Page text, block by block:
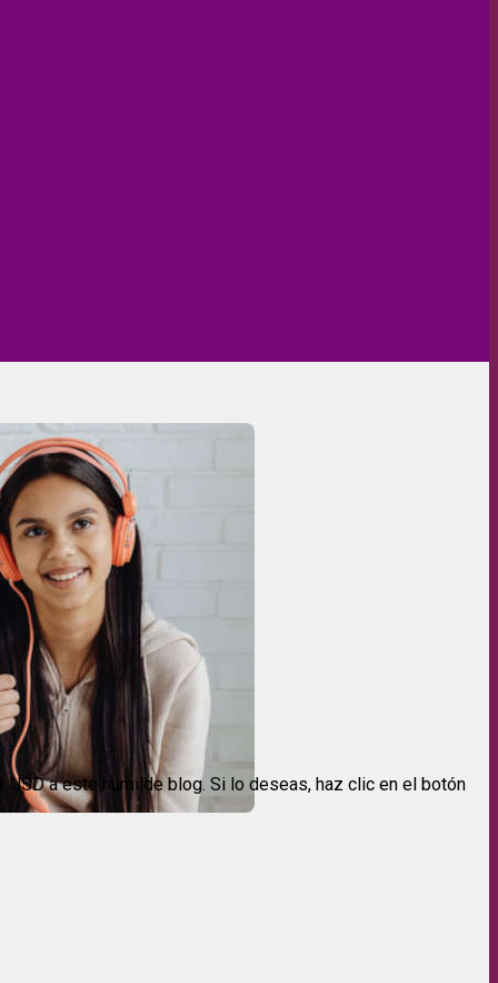
USD a este humilde blog. Si lo deseas, haz clic en el botón